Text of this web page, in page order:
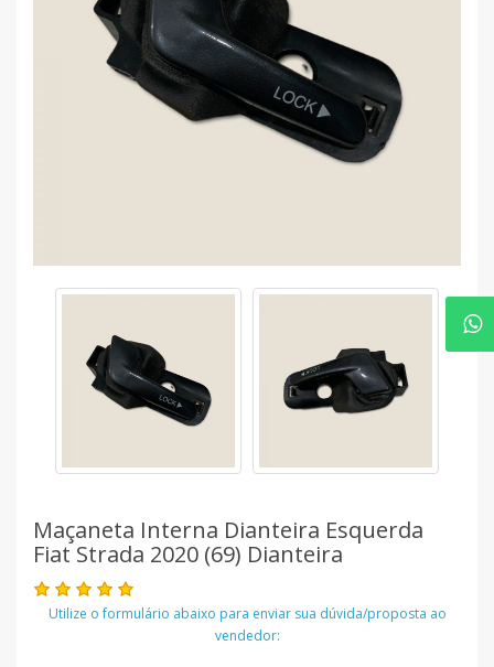
Maçaneta Interna Dianteira Esquerda
Fiat Strada 2020 (69) Dianteira
Utilize o formulário abaixo para enviar sua dúvida/proposta ao
vendedor: